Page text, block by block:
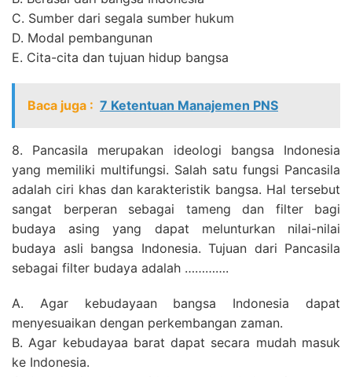
C. Sumber dari segala sumber hukum
D. Modal pembangunan
E. Cita-cita dan tujuan hidup bangsa
Baca juga : 7 Ketentuan Manajemen PNS
8. Pancasila merupakan ideologi bangsa Indonesia
yang memiliki multifungsi. Salah satu fungsi Pancasila
adalah ciri khas dan karakteristik bangsa. Hal tersebut
sangat berperan sebagai tameng dan filter bagi
budaya asing yang dapat melunturkan nilai-nilai
budaya asli bangsa Indonesia. Tujuan dari Pancasila
sebagai filter budaya adalah ………….
A. Agar kebudayaan bangsa Indonesia dapat
menyesuaikan dengan perkembangan zaman.
B. Agar kebudayaa barat dapat secara mudah masuk
ke Indonesia.